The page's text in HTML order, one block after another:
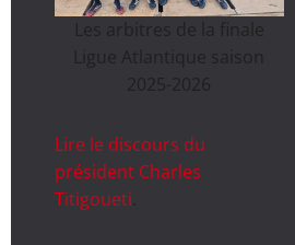
Les arbitres de la finale
Ligue Atlantique saison
2025-2026
Lire le discours du
président Charles
Titigoueti